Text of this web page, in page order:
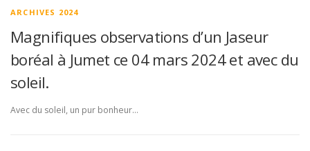
ARCHIVES 2024
Magnifiques observations d’un Jaseur
boréal à Jumet ce 04 mars 2024 et avec du
soleil.
Avec du soleil, un pur bonheur…